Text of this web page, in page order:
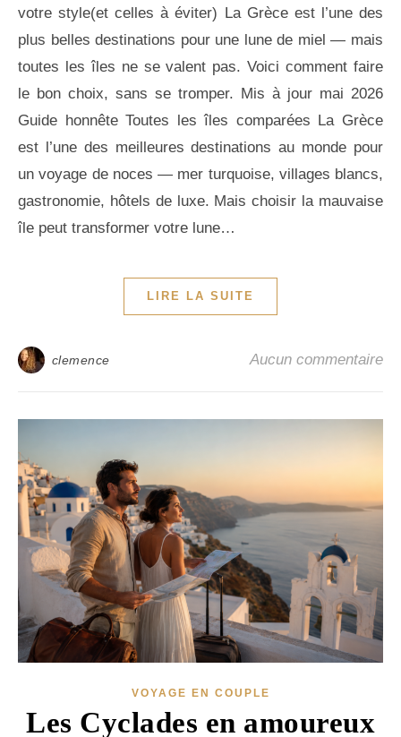
votre style(et celles à éviter) La Grèce est l’une des
plus belles destinations pour une lune de miel — mais
toutes les îles ne se valent pas. Voici comment faire
le bon choix, sans se tromper. Mis à jour mai 2026
Guide honnête Toutes les îles comparées La Grèce
est l’une des meilleures destinations au monde pour
un voyage de noces — mer turquoise, villages blancs,
gastronomie, hôtels de luxe. Mais choisir la mauvaise
île peut transformer votre lune…
LIRE LA SUITE
clemence Aucun commentaire
VOYAGE EN COUPLE
Les Cyclades en amoureux